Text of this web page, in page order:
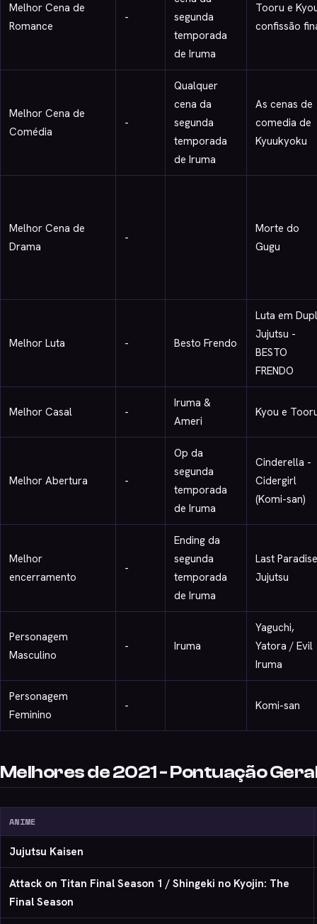
Melhor Cena de
Romance
-
segunda
temporada
de Iruma
Tooru e
confissão
Melhor Cena de
Comédia
-
Qualquer
cena da
segunda
temporada
de Iruma
As cenas de
comedia de
Kyuukyoku
Melhor Cena de
Drama
-
Morte do
Gugu
Melhor Luta - Besto Frendo
Luta em
Jujutsu -
BESTO
FRENDO
Melhor Casal -
Iruma &
Ameri
Kyou e
Melhor Abertura -
Op da
segunda
temporada
de Iruma
Cinderella -
Cidergirl
(Komi-san)
Melhor
encerramento
-
Ending da
segunda
temporada
de Iruma
Last
Jujutsu
Personagem
Masculino
- Iruma
Yaguchi,
Yatora / Evil
Iruma
Personagem
Feminino
- Komi-san
Melhores de 2021 - Pontuação
ANIME
Jujutsu Kaisen
Attack on Titan Final Season 1 / Shingeki no Kyojin: The
Final Season